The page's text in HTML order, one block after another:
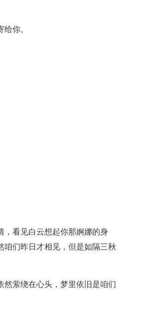
你。
，看见白云想起你那婀娜的身
们昨日才相见，但是如隔三秋
然萦绕在心头，梦里依旧是咱们